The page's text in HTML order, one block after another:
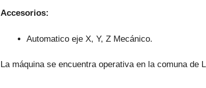
Accesorios:
Automatico eje X, Y, Z Mecánico.
La máquina se encuentra operativa en la comuna de